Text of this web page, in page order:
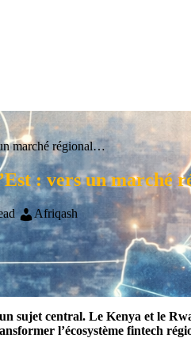
marché régional…
: vers un marché
Afriqash
sujet central. Le Kenya et le
l’écosystème fintech